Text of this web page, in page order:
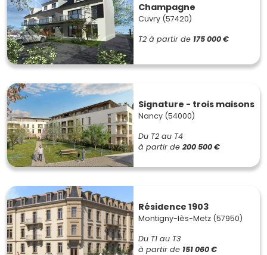
Champagne
Cuvry (57420)
T2 à partir de 175 000 €
Signature - trois maisons
Nancy (54000)
Du T2 au T4
à partir de 200 500 €
Résidence 1903
Montigny-lès-Metz (57950)
Du T1 au T3
à partir de 151 060 €